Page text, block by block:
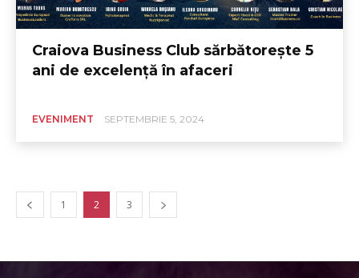
Craiova Business Club sărbătorește 5
ani de excelență în afaceri
EVENIMENT SEPTEMBRIE 5, 2024
1 2 3